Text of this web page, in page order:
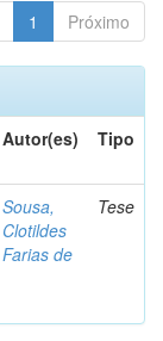
1 Próximo
Autor(es) Tipo
Sousa,
Clotildes
Farias de
Tese